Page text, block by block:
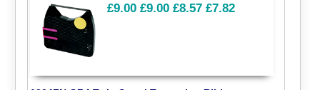
£9.00 £9.00 £8.57 £7.82